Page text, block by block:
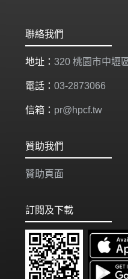
聯絡我們
地址： 320 桃園市中壢
電話： 03-2873066
信箱： pr@hpcf.tw
贊助我們
贊助頁面
訂閱及下載